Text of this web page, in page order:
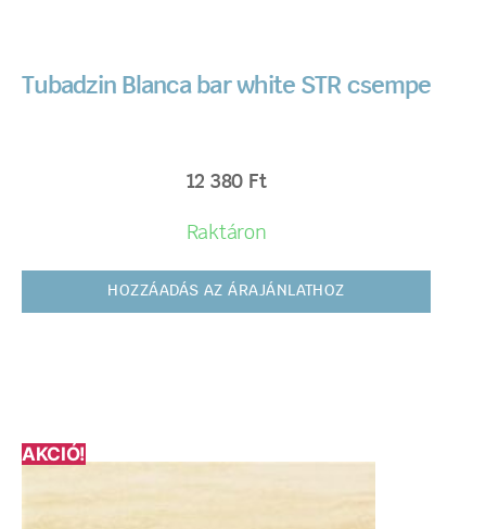
Tubadzin Blanca bar white STR csempe
12 380 Ft
Raktáron
HOZZÁADÁS AZ ÁRAJÁNLATHOZ
AKCIÓ!